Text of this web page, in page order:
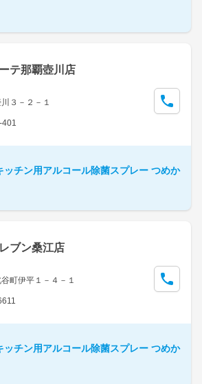
テ那覇壺川店
３－２－１
ッチン用アルコール除菌スプレー つめか
ブン桑江店
町伊平１－４－１
ッチン用アルコール除菌スプレー つめか